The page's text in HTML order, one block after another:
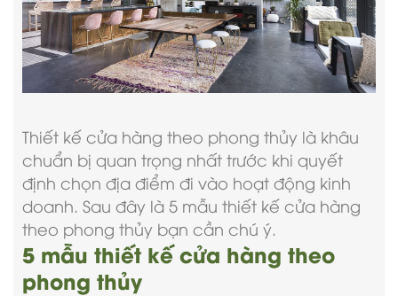
Thiết kế cửa hàng theo phong thủy là khâu
chuẩn bị quan trọng nhất trước khi quyết
định chọn địa điểm đi vào hoạt động kinh
doanh. Sau đây là 5 mẫu thiết kế cửa hàng
theo phong thủy bạn cần chú ý.
5 mẫu thiết kế cửa hàng theo
phong thủy